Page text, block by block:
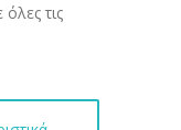
τις